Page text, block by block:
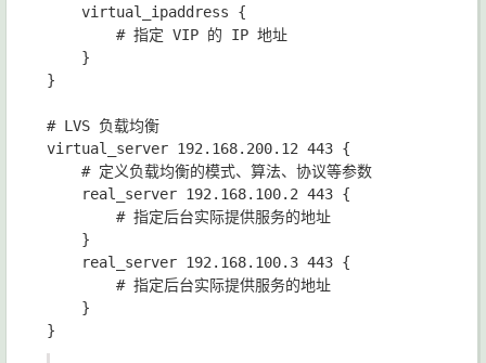
    virtual_ipaddress {
        # 指定 VIP 的 IP 地址
    }
}
# LVS 负载均衡
virtual_server 192.168.200.12 443 {
    # 定义负载均衡的模式、算法、协议等参数
    real_server 192.168.100.2 443 {
        # 指定后台实际提供服务的地址
    }
    real_server 192.168.100.3 443 {
        # 指定后台实际提供服务的地址
    }